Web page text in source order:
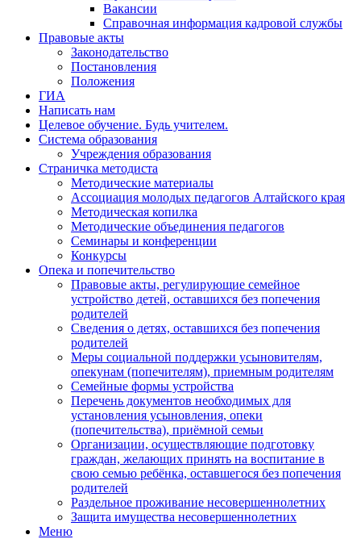
Вакансии
Справочная информация кадровой службы
Правовые акты
Законодательство
Постановления
Положения
ГИА
Написать нам
Целевое обучение. Будь учителем.
Система образования
Учреждения образования
Страничка методиста
Методические материалы
Ассоциация молодых педагогов Алтайского края
Методическая копилка
Методические объединения педагогов
Семинары и конференции
Конкурсы
Опека и попечительство
Правовые акты, регулирующие семейное
устройство детей, оставшихся без попечения
родителей
Сведения о детях, оставшихся без попечения
родителей
Меры социальной поддержки усыновителям,
опекунам (попечителям), приемным родителям
Семейные формы устройства
Перечень документов необходимых для
установления усыновления, опеки
(попечительства), приёмной семьи
Организации, осуществляющие подготовку
граждан, желающих принять на воспитание в
свою семью ребёнка, оставшегося без попечения
родителей
Раздельное проживание несовершеннолетних
Защита имущества несовершеннолетних
Меню